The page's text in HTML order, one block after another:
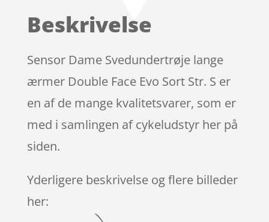
Beskrivelse
Sensor Dame Svedundertrøje lange
ærmer Double Face Evo Sort Str. S er
en af de mange kvalitetsvarer, som er
med i samlingen af cykeludstyr her på
siden.
Yderligere beskrivelse og flere billeder
her: